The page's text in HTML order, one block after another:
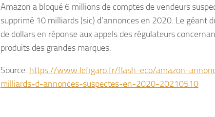
Amazon a bloqué 6 millions de comptes de vendeurs
supprimé 10 milliards (sic) d’annonces en 2020. Le géant
de dollars en réponse aux appels des régulateurs
produits des grandes marques.
Source: https://www.lefigaro.fr/flash-eco/amazon-
milliards-d-annonces-suspectes-en-2020-20210510